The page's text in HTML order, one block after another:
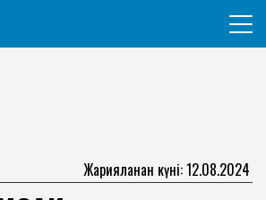
гражданин
Жарияланған күні: 12.08.2024